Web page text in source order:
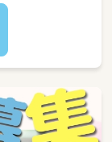
成等）
める業務】
める場所】